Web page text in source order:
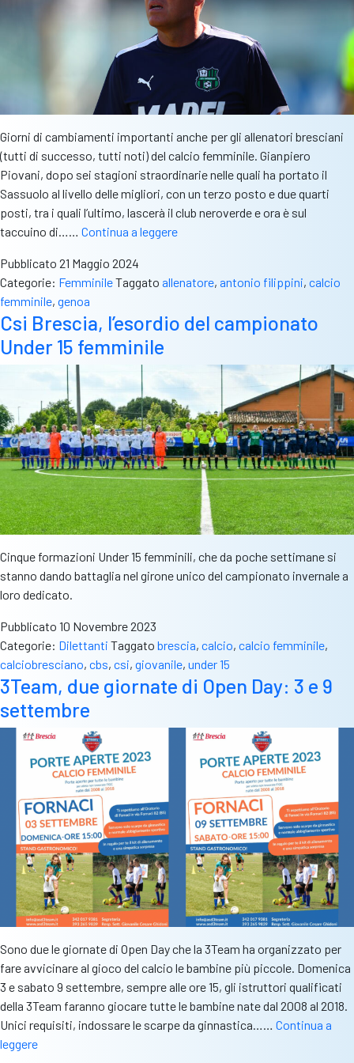
una
bella
sfida”
Giorni di cambiamenti importanti anche per gli allenatori bresciani
(tutti di successo, tutti noti) del calcio femminile. Gianpiero
Piovani, dopo sei stagioni straordinarie nelle quali ha portato il
Sassuolo al livello delle migliori, con un terzo posto e due quarti
posti, tra i quali l’ultimo, lascerà il club neroverde e ora è sul
taccuino di…… Continua a leggereCalcio
Piovani
il
Antonio
Filippini
saluta
il
Genoa
Pubblicato 21 Maggio 2024
Categorie: FemminileTaggato allenatore, antonio filippini, calcio
femminile, genoa
Csi Brescia, l’esordio del campionato
Under 15 femminile
Cinque formazioni Under 15 femminili, che da poche settimane si
stanno dando battaglia nel girone unico del campionato invernale a
loro dedicato.
Pubblicato 10 Novembre 2023
Categorie: Dilettanti Taggato brescia, calcio, calcio femminile,
calciobresciano, cbs, csi, giovanile, under 15
3Team, due giornate di Open Day: 3 e 9
settembre
Sono due le giornate di Open Day che la 3Team ha organizzato per
fare avvicinare al gioco del calcio le bambine più piccole. Domenica
3 e sabato 9 settembre, sempre alle ore 15, gli istruttori qualificati
della 3Team faranno giocare tutte le bambine nate dal 2008 al 2018.
Unici requisiti, indossare le scarpe da ginnastica…… Continua a
leggere3Team,